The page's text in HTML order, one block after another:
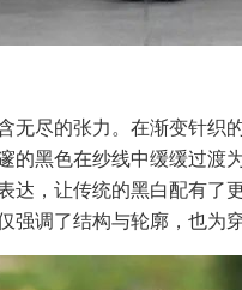
无尽的张力。在渐变针织
的黑色在纱线中缓缓过渡
达，让传统的黑白配有了
强调了结构与轮廓，也为